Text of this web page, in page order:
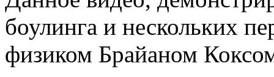
боулинга и нескольких
физиком Брайаном